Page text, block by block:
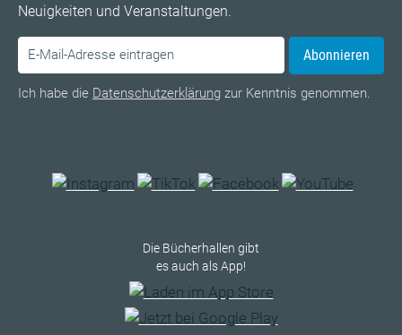
Neuigkeiten und Veranstaltungen.
Abonnieren
Ich habe die Datenschutzerklärung zur Kenntnis genommen.
Die Bücherhallen gibt
es auch als App!